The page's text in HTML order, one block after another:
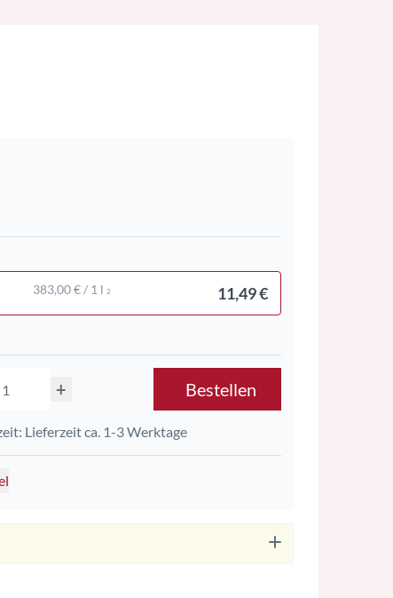
383,00 € / 1 l 2 11,49 €
+ Bestellen
Lieferzeit ca. 1-3 Werktage